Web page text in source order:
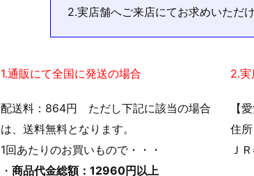
2.実店舗へご来店にてお求めいただけ
1.通販にて全国に発送の場合
配送料：864円 ただし下記に該当の場合
は、送料無料となります。
1回あたりのお買いもので・・・
・ 商品代金総額：12960円以上
2.実
【
住
Ｊ